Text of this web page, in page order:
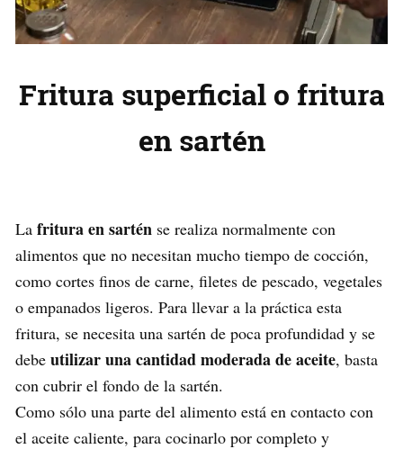
Fritura superficial o fritura
en sartén
La fritura en sartén se realiza normalmente con
alimentos que no necesitan mucho tiempo de cocción,
como cortes finos de carne, filetes de pescado, vegetales
o empanados ligeros. Para llevar a la práctica esta
fritura, se necesita una sartén de poca profundidad y se
debe utilizar una cantidad moderada de aceite, basta
con cubrir el fondo de la sartén.
Como sólo una parte del alimento está en contacto con
el aceite caliente, para cocinarlo por completo y